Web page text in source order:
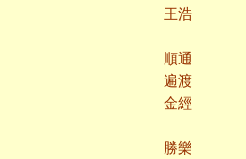
王浩
順通
遍渡
金經
勝樂